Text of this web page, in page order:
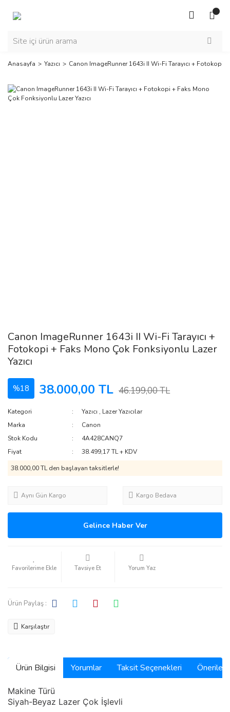
Anasayfa Yazıcı Canon ImageRunner 1643i II Wi-Fi Tarayıcı + Fotokopi
Canon ImageRunner 1643i II Wi-Fi Tarayıcı +
Fotokopi + Faks Mono Çok Fonksiyonlu Lazer
Yazıcı
%18 38.000,00 TL 46.199,00 TL
Kategori Yazıcı, Lazer Yazıcılar
Marka
Canon
Stok Kodu
4A428CANQ7
Fiyat
38.499,17 TL + KDV
38.000,00 TL den başlayan taksitlerle!
Aynı Gün Kargo Kargo Bedava
Gelince Haber Ver
Tavsiye Et Yorum Yaz
Ürün Paylaş :
Karşılaştır
Ürün Bilgisi Yorumlar Taksit Seçenekleri
Makine Türü
Siyah-Beyaz Lazer Çok İşlevli